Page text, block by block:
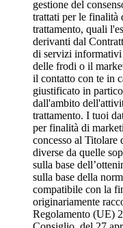
gestione del
trattati per le finalità
trattamento, quali
derivanti dal
di servizi informativi
delle frodi o il
il contatto con te in
giustificato in
dall'ambito
trattamento. I tuoi
per finalità di
concesso al Titolare
diverse da quelle
sulla base
sulla base della
compatibile con la
originariamente
Regolamento (UE)